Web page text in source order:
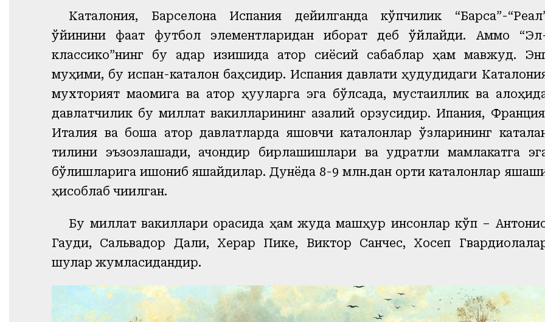
Каталония, Барселона Испания дейилганда кўпчилик “Барса”-
ўйинини фақат футбол элементларидан иборат деб ўйлайди. Аммо
классико”нинг бу қадар қизишида қатор сиёсий сабаблар ҳам мавжуд.
муҳими, бу испан-каталон баҳсидир. Испания давлати ҳудудидаги
мухторият мақомига ва қатор ҳуқуқларга эга бўлсада, мустақиллик ва
давлатчилик бу миллат вакилларининг азалий орзусидир. Ипания,
Италия ва бошқа қатор давлатларда яшовчи каталонлар ўзларининг
тилини эъзозлашади, қачондир бирлашишлари ва қудратли мамлакатга
бўлишларига ишониб яшайдилар. Дунёда 8-9 млн.дан ортиқ каталонлар
ҳисоблаб чиқилган.
Бу миллат вакиллари орасида ҳам жуда машҳур инсонлар кўп –
Гауди, Сальвадор Дали, Херар Пике, Виктор Санчес, Хосеп
шулар жумласидандир.